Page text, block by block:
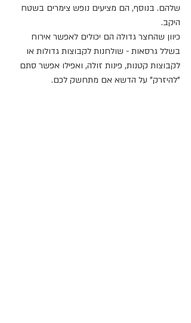
שלהם. בנוסף, הם מציעים נופש צימרים בשטח
היקב.
כיוון שהחצר גדולה הם יכולים לאפשר אירוח
בשלל גרסאות - שולחנות לקבוצות גדולות או
לקבוצות קטנות, פינות זולה, ואפילו אפשר סתם
"להיזרק" על הדשא אם מתחשק לכם.